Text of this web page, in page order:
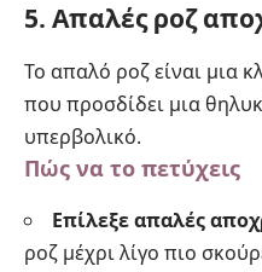
5. Απαλές ροζ
Το απαλό ροζ είναι μια
που προσδίδει μια
υπερβολικό.
Πώς να το πετύχεις
Επίλεξε απαλές
ροζ μέχρι λίγο πιο